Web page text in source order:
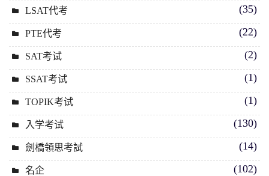
LSAT代考 (35)
PTE代考 (22)
SAT考试 (2)
SSAT考试 (1)
TOPIK考试 (1)
入学考试 (130)
劍橋領思考試 (14)
名企 (102)